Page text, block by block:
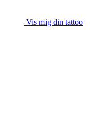
Vis mig din tattoo